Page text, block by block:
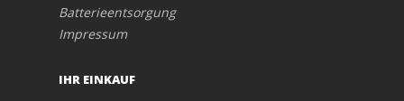
Batterieentsorgung
Impressum
IHR EINKAUF